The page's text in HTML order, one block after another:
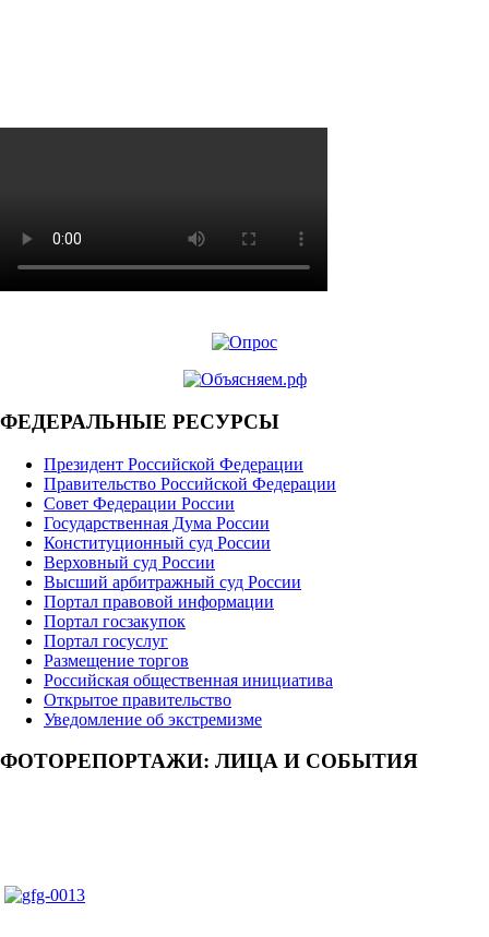
ФЕДЕРАЛЬНЫЕ РЕСУРСЫ
Президент Российской Федерации
Правительство Российской Федерации
Совет Федерации России
Государственная Дума России
Конституционный суд России
Верховный суд России
Высший арбитражный суд России
Портал правовой информации
Портал госзакупок
Портал госуслуг
Размещение торгов
Российская общественная инициатива
Открытое правительство
Уведомление об экстремизме
ФОТОРЕПОРТАЖИ: ЛИЦА И СОБЫТИЯ